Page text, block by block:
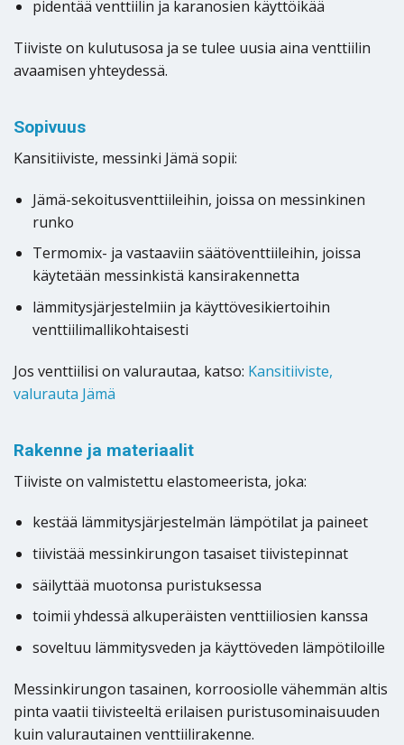
pidentää venttiilin ja karanosien käyttöikää
Tiiviste on kulutusosa ja se tulee uusia aina venttiilin
avaamisen yhteydessä.
Sopivuus
Kansitiiviste, messinki Jämä sopii:
Jämä-sekoitusventtiileihin, joissa on messinkinen
runko
Termomix- ja vastaaviin säätöventtiileihin, joissa
käytetään messinkistä kansirakennetta
lämmitysjärjestelmiin ja käyttövesikiertoihin
venttiilimallikohtaisesti
Jos venttiilisi on valurautaa, katso: Kansitiiviste,
valurauta Jämä
Rakenne ja materiaalit
Tiiviste on valmistettu elastomeerista, joka:
kestää lämmitysjärjestelmän lämpötilat ja paineet
tiivistää messinkirungon tasaiset tiivistepinnat
säilyttää muotonsa puristuksessa
toimii yhdessä alkuperäisten venttiiliosien kanssa
soveltuu lämmitysveden ja käyttöveden lämpötiloille
Messinkirungon tasainen, korroosiolle vähemmän altis
pinta vaatii tiivisteeltä erilaisen puristusominaisuuden
kuin valurautainen venttiilirakenne.